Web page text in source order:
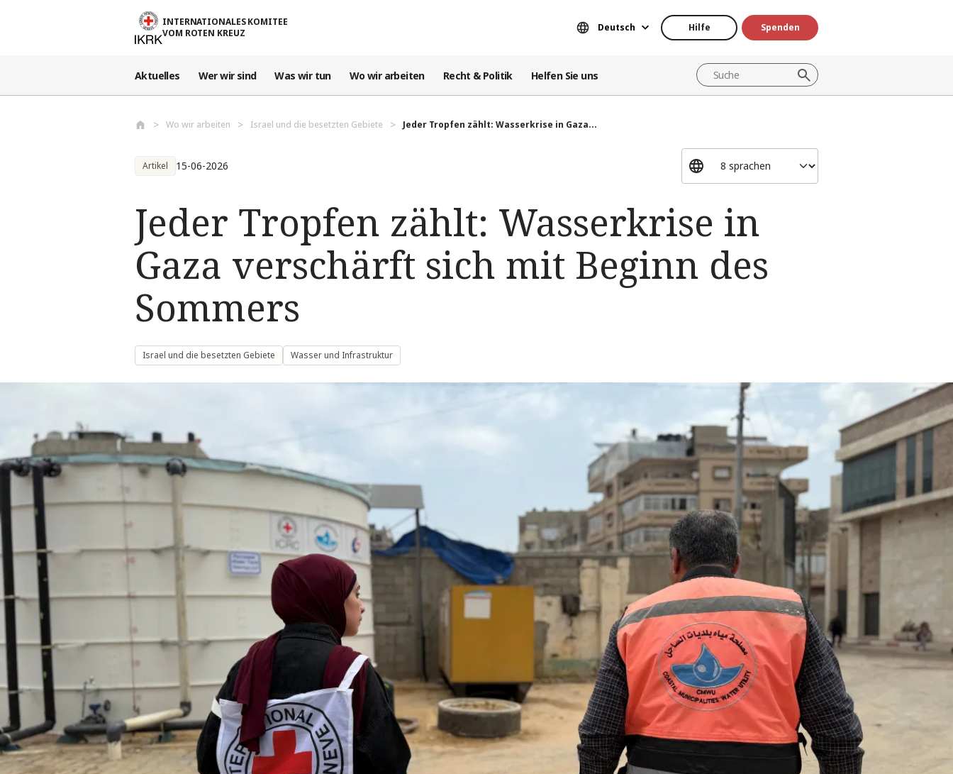
INTERNATIONALES KOMITEE
VOM ROTEN KREUZ
Deutsch Hilfe Spenden
Aktuelles Wer wir sind Was wir tun Wo wir arbeiten Recht & Politik Helfen Sie uns
Wo wir arbeiten Israel und die besetzten Gebiete Jeder Tropfen zählt: Wasserkrise in Gaza...
Artikel 15-06-2026
Jeder Tropfen zählt: Wasserkrise in
Gaza verschärft sich mit Beginn des
Sommers
Israel und die besetzten Gebiete Wasser und Infrastruktur